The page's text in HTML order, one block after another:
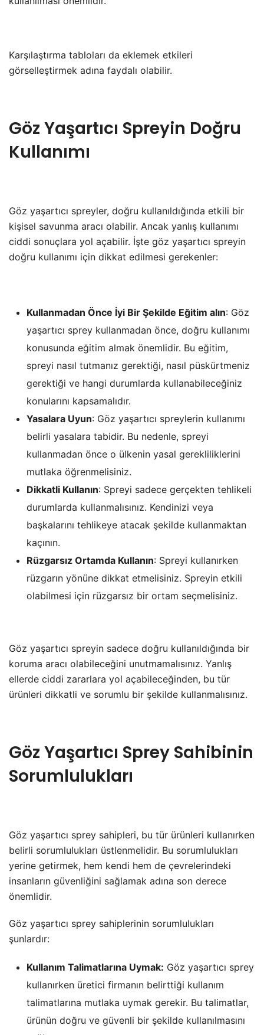
Karşılaştırma tabloları da eklemek etkileri
görselleştirmek adına faydalı olabilir.
Göz Yaşartıcı Spreyin Doğru
Kullanımı
Göz yaşartıcı spreyler, doğru kullanıldığında etkili bir
kişisel savunma aracı olabilir. Ancak yanlış kullanımı
ciddi sonuçlara yol açabilir. İşte göz yaşartıcı spreyin
doğru kullanımı için dikkat edilmesi gerekenler:
Kullanmadan Önce İyi Bir Şekilde Eğitim alın: Göz
yaşartıcı sprey kullanmadan önce, doğru kullanımı
konusunda eğitim almak önemlidir. Bu eğitim,
spreyi nasıl tutmanız gerektiği, nasıl püskürtmeniz
gerektiği ve hangi durumlarda kullanabileceğiniz
konularını kapsamalıdır.
Yasalara Uyun: Göz yaşartıcı spreylerin kullanımı
belirli yasalara tabidir. Bu nedenle, spreyi
kullanmadan önce o ülkenin yasal gerekliliklerini
mutlaka öğrenmelisiniz.
Dikkatli Kullanın: Spreyi sadece gerçekten tehlikeli
durumlarda kullanmalısınız. Kendinizi veya
başkalarını tehlikeye atacak şekilde kullanmaktan
kaçının.
Rüzgarsız Ortamda Kullanın: Spreyi kullanırken
rüzgarın yönüne dikkat etmelisiniz. Spreyin etkili
olabilmesi için rüzgarsız bir ortam seçmelisiniz.
Göz yaşartıcı spreyin sadece doğru kullanıldığında bir
koruma aracı olabileceğini unutmamalısınız. Yanlış
ellerde ciddi zararlara yol açabileceğinden, bu tür
ürünleri dikkatli ve sorumlu bir şekilde kullanmalısınız.
Göz Yaşartıcı Sprey Sahibinin
Sorumlulukları
Göz yaşartıcı sprey sahipleri, bu tür ürünleri kullanırken
belirli sorumlulukları üstlenmelidir. Bu sorumlulukları
yerine getirmek, hem kendi hem de çevrelerindeki
insanların güvenliğini sağlamak adına son derece
önemlidir.
Göz yaşartıcı sprey sahiplerinin sorumlulukları
şunlardır:
Kullanım Talimatlarına Uymak: Göz yaşartıcı sprey
kullanırken üretici firmanın belirttiği kullanım
talimatlarına mutlaka uymak gerekir. Bu talimatlar,
ürünün doğru ve güvenli bir şekilde kullanılmasını